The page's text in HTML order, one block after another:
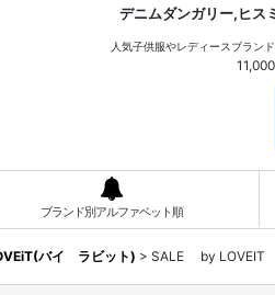
デニムダンガリー,ヒス
人気子供服やレディースブラン
ブランド別アルファベット順
バイ ラビット) > SALE by LOVEIT